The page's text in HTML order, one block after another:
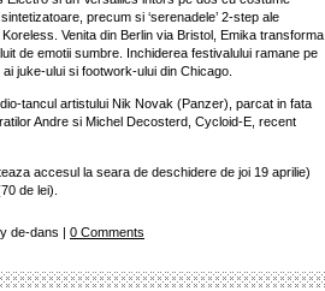
precum si ‘serenadele’ 2-step ale
Venita din Berlin via Bristol, Emika transforma
de emotii sumbre. Inchiderea festivalului ramane pe
juke-ului si footwork-ului din Chicago.
tancul artistului Nik Novak (Panzer), parcat in fata
Andre si Michel Decosterd, Cycloid-E, recent
accesul la seara de deschidere de joi 19 aprilie)
de lei).
de-dans | 0 Comments